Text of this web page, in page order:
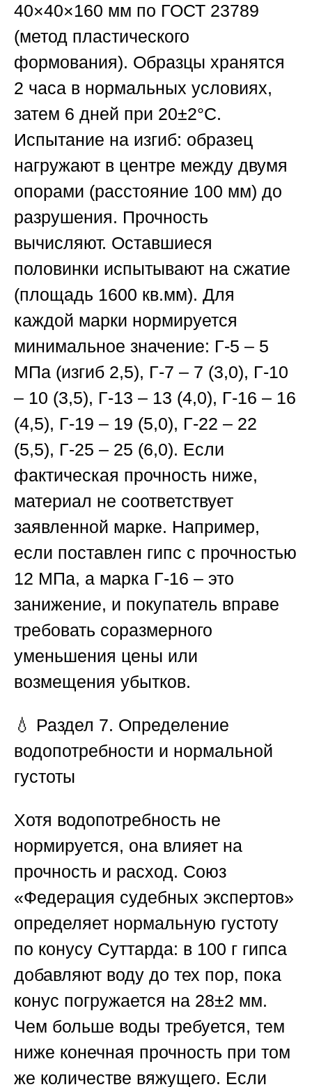
40×40×160 мм по ГОСТ 23789
(метод пластического
формования). Образцы хранятся
2 часа в нормальных условиях,
затем 6 дней при 20±2°С.
Испытание на изгиб: образец
нагружают в центре между двумя
опорами (расстояние 100 мм) до
разрушения. Прочность
вычисляют. Оставшиеся
половинки испытывают на сжатие
(площадь 1600 кв.мм). Для
каждой марки нормируется
минимальное значение: Г-5 – 5
МПа (изгиб 2,5), Г-7 – 7 (3,0), Г-10
– 10 (3,5), Г-13 – 13 (4,0), Г-16 – 16
(4,5), Г-19 – 19 (5,0), Г-22 – 22
(5,5), Г-25 – 25 (6,0). Если
фактическая прочность ниже,
материал не соответствует
заявленной марке. Например,
если поставлен гипс с прочностью
12 МПа, а марка Г-16 – это
занижение, и покупатель вправе
требовать соразмерного
уменьшения цены или
возмещения убытков.
💧 Раздел 7. Определение
водопотребности и нормальной
густоты
Хотя водопотребность не
нормируется, она влияет на
прочность и расход. Союз
«Федерация судебных экспертов»
определяет нормальную густоту
по конусу Суттарда: в 100 г гипса
добавляют воду до тех пор, пока
конус погружается на 28±2 мм.
Чем больше воды требуется, тем
ниже конечная прочность при том
же количестве вяжущего. Если